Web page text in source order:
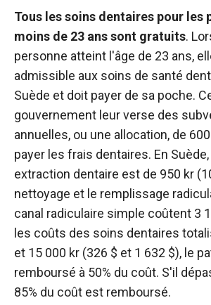
Tous les soins dentaires pour les
moins de 23 ans sont gratuits.
personne atteint l'âge de 23 ans,
admissible aux soins de santé
Suède et doit payer de sa poche.
gouvernement leur verse des
annuelles, ou une allocation, de
payer les frais dentaires. En
extraction dentaire est de 950 kr
nettoyage et le remplissage
canal radiculaire simple coûtent 3
les coûts des soins dentaires
et 15 000 kr (326 $ et 1 632 $), le
remboursé à 50% du coût. S'il
85% du coût est remboursé.